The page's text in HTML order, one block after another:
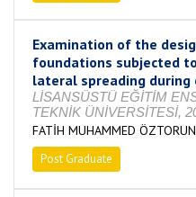
Examination of the
foundations subjected
lateral spreading during
LİSANSÜSTÜ EĞİTİM
TEKNİK ÜNİVERSİTESİ,
FATİH MUHAMMED ÖZTORUN
Post Graduate